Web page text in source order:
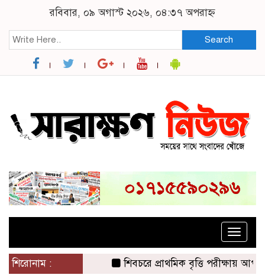
রবিবার, ০৯ অগাস্ট ২০২৬, ০৪:৩৭ অপরাহ্ন
Search
Toggle
শিরোনাম :
শিবচরে প্রাথমিক বৃত্তি পরীক্ষায় আপন